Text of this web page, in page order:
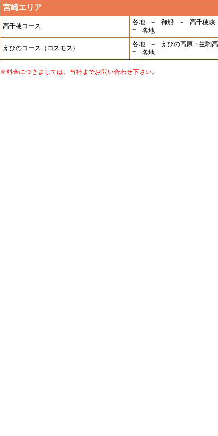
宮崎エリア
高千穂コース
各地 = 御船 = 高千穂峡
= 各地
えびのコース（コスモス）
各地 = えびの高原・生
= 各地
※料金につきましては、当社までお問い合わせ下さい。